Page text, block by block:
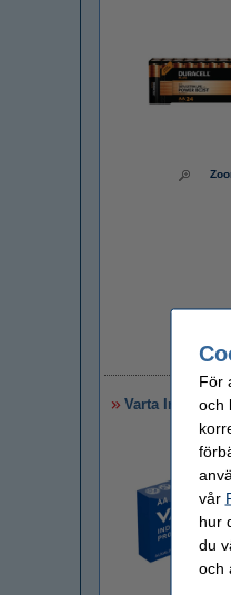
Varta
För
och
vår
hur
du
och